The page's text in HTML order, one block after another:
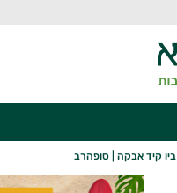
ביו קיד אבקה | סופהרב